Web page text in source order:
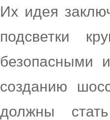
Их идея
подсветки
безопасными
созданию
должны